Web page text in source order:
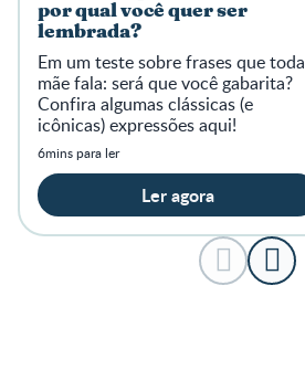
por qual você quer ser
lembrada?
Em um teste sobre frases que toda
mãe fala: será que você gabarita?
Confira algumas clássicas (e
icônicas) expressões aqui!
6mins para ler
Ler agora